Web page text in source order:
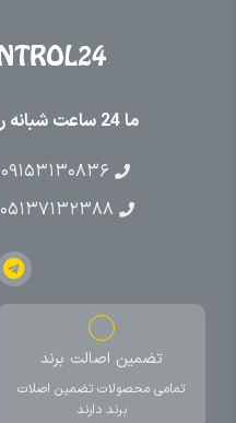
ما 24 ساعت شبانه روز در کنار شما هستیم
۰۹۱۵۳۱۳۰۸۳۶
۰۵۱۳۷۱۳۲۳۸۸
تضمین اصالت برند
تمامی محصولات تضمین اصلات
برند دارند